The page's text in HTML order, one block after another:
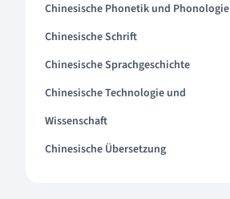
Chinesische Phonetik und Phonologie
Chinesische Schrift
Chinesische Sprachgeschichte
Chinesische Technologie und
Wissenschaft
Chinesische Übersetzung